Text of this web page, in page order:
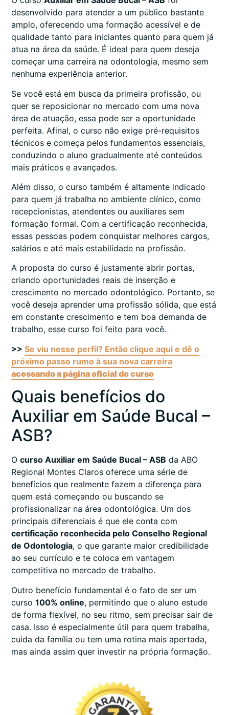
desenvolvido para atender a um público bastante
amplo, oferecendo uma formação acessível e de
qualidade tanto para iniciantes quanto para quem já
atua na área da saúde. É ideal para quem deseja
começar uma carreira na odontologia, mesmo sem
nenhuma experiência anterior.
Se você está em busca da primeira profissão, ou
quer se reposicionar no mercado com uma nova
área de atuação, essa pode ser a oportunidade
perfeita. Afinal, o curso não exige pré-requisitos
técnicos e começa pelos fundamentos essenciais,
conduzindo o aluno gradualmente até conteúdos
mais práticos e avançados.
Além disso, o curso também é altamente indicado
para quem já trabalha no ambiente clínico, como
recepcionistas, atendentes ou auxiliares sem
formação formal. Com a certificação reconhecida,
essas pessoas podem conquistar melhores cargos,
salários e até mais estabilidade na profissão.
A proposta do curso é justamente abrir portas,
criando oportunidades reais de inserção e
crescimento no mercado odontológico. Portanto, se
você deseja aprender uma profissão sólida, que está
em constante crescimento e tem boa demanda de
trabalho, esse curso foi feito para você.
>> Se viu nesse perfil? Então clique aqui e dê o
próximo passo rumo à sua nova carreira
acessando a página oficial do curso
Quais benefícios do
Auxiliar em Saúde Bucal –
ASB?
O curso Auxiliar em Saúde Bucal – ASB da ABO
Regional Montes Claros oferece uma série de
benefícios que realmente fazem a diferença para
quem está começando ou buscando se
profissionalizar na área odontológica. Um dos
principais diferenciais é que ele conta com
certificação reconhecida pelo Conselho Regional
de Odontologia, o que garante maior credibilidade
ao seu currículo e te coloca em vantagem
competitiva no mercado de trabalho.
Outro benefício fundamental é o fato de ser um
curso 100% online, permitindo que o aluno estude
de forma flexível, no seu ritmo, sem precisar sair de
casa. Isso é especialmente útil para quem trabalha,
cuida da família ou tem uma rotina mais apertada,
mas ainda assim quer investir na própria formação.